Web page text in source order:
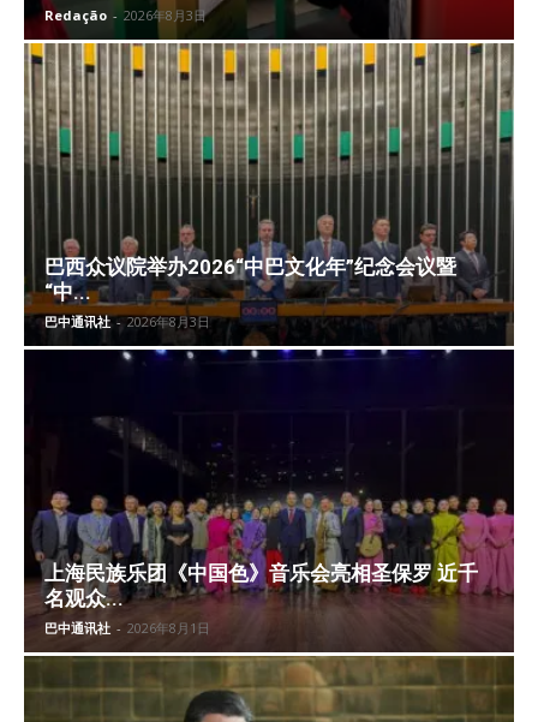
Redação - 2026年8月3日
巴西众议院举办2026“中巴文化年”纪念会议暨
“中...
巴中通讯社 - 2026年8月3日
上海民族乐团《中国色》音乐会亮相圣保罗 近千
名观众...
巴中通讯社 - 2026年8月1日